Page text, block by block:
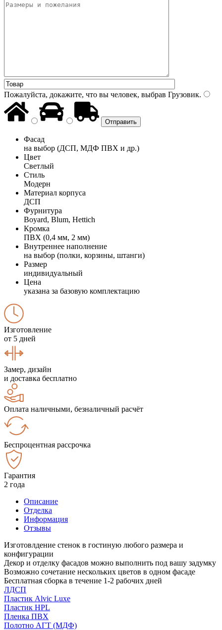
Пожалуйста, докажите, что вы человек, выбрав Грузовик.
Фасад
на выбор (ДСП, МДФ ПВХ и др.)
Цвет
Светлый
Стиль
Модерн
Материал корпуса
ДСП
Фурнитура
Boyard, Blum, Hettich
Кромка
ПВХ (0,4 мм, 2 мм)
Внутреннее наполнение
на выбор (полки, корзины, штанги)
Размер
индивидуальный
Цена
указана за базовую комплектацию
Изготовление
от 5 дней
Замер, дизайн
и доставка бесплатно
Оплата наличными, безналичный расчёт
Беспроцентная рассрочка
Гарантия
2 года
Описание
Отделка
Информация
Отзывы
Изготовлдение стенок в гостиную любого размера и
конфигурации
Декор и отделку фасадов можно выполнить под вашу задумку
Возможно сочетание нескольких цветов в одном фасаде
Бесплатная сборка в течение 1-2 рабочих дней
ЛДСП
Пластик Alvic Luxe
Пластик HPL
Пленка ПВХ
Полотно АГТ (МДФ)